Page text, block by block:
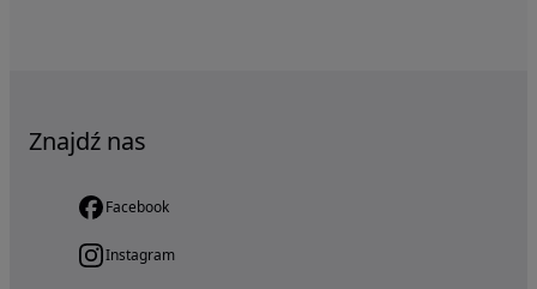
Znajdź nas
Facebook
Instagram